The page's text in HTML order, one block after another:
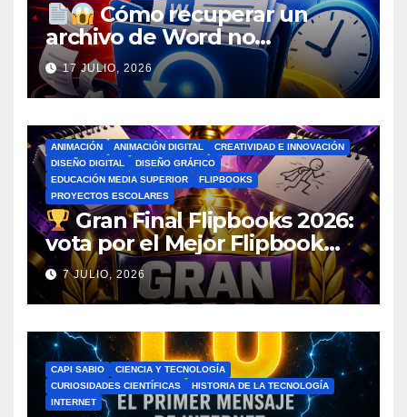
Cómo recuperar un
archivo de Word no
guardado antes de entrar en
pánico
17 JULIO, 2026
ANIMACIÓN ANIMACIÓN DIGITAL
CREATIVIDAD E INNOVACIÓN
DISEÑO DIGITAL
DISEÑO GRÁFICO
EDUCACIÓN MEDIA SUPERIOR
FLIPBOOKS
PROYECTOS ESCOLARES
Gran Final Flipbooks 2026:
vota por el Mejor Flipbook
del Ciclo Escolar
7 JULIO, 2026
CAPI SABIO
CIENCIA Y TECNOLOGÍA
CURIOSIDADES CIENTÍFICAS
HISTORIA DE LA TECNOLOGÍA
INTERNET